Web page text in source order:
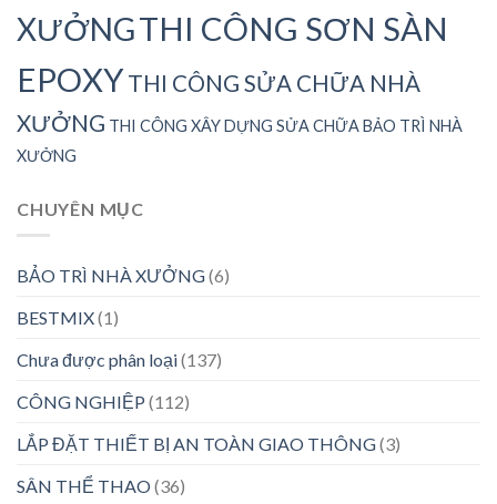
XƯỞNGTHI CÔNG SƠN SÀN
EPOXYTHI CÔNG SỬA CHỮA NHÀ
XƯỞNG THI CÔNG XÂY DỰNG SỬA CHỮA BẢO TRÌ NHÀ
XƯỞNG
CHUYÊN MỤC
BẢO TRÌ NHÀ XƯỞNG(6)
BESTMIX(1)
Chưa được phân loại(137)
CÔNG NGHIỆP (112)
LẮP ĐẶT THIẾT BỊ AN TOÀN GIAO THÔNG(3)
SÂN THỂ THAO(36)